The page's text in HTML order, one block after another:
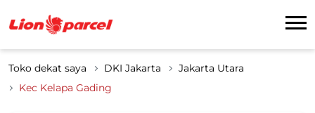
Toko dekat saya DKI Jakarta
Jakarta Utara
Kec Kelapa Gading